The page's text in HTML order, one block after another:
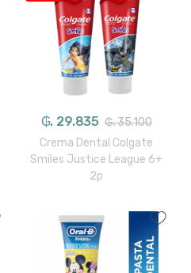
₲. 29.835 ₲. 35.100
Crema Dental Colgate
Smiles Justice League 6+
2p